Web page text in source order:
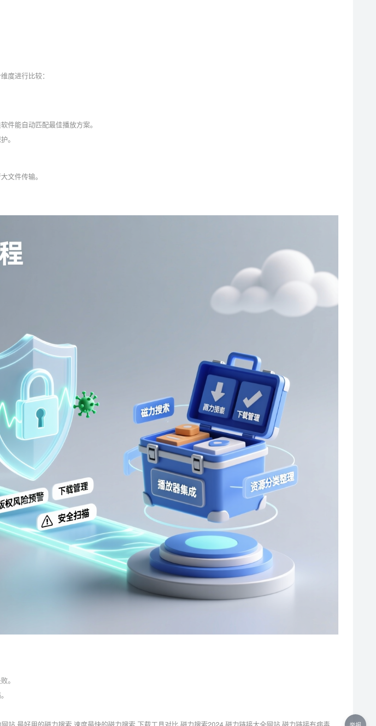
度进行比较：
件能自动匹配最佳播放方案。
。
文件传输。
。
站,最好用的磁力搜索,速度最快的磁力搜索,下载工具对比,磁力搜索2024,磁力链接大全网站,磁力链接有病毒